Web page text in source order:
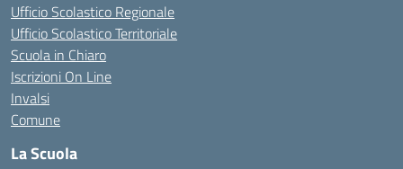
Ufficio Scolastico Regionale
Ufficio Scolastico Territoriale
Scuola in Chiaro
Iscrizioni On Line
Invalsi
Comune
La Scuola